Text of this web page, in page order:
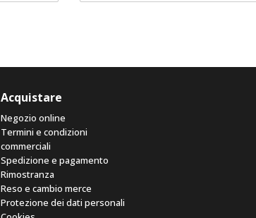
Acquistare
Negozio online
Termini e condizioni
commerciali
Spedizione e pagamento
Rimostranza
Reso e cambio merce
Protezione dei dati personali